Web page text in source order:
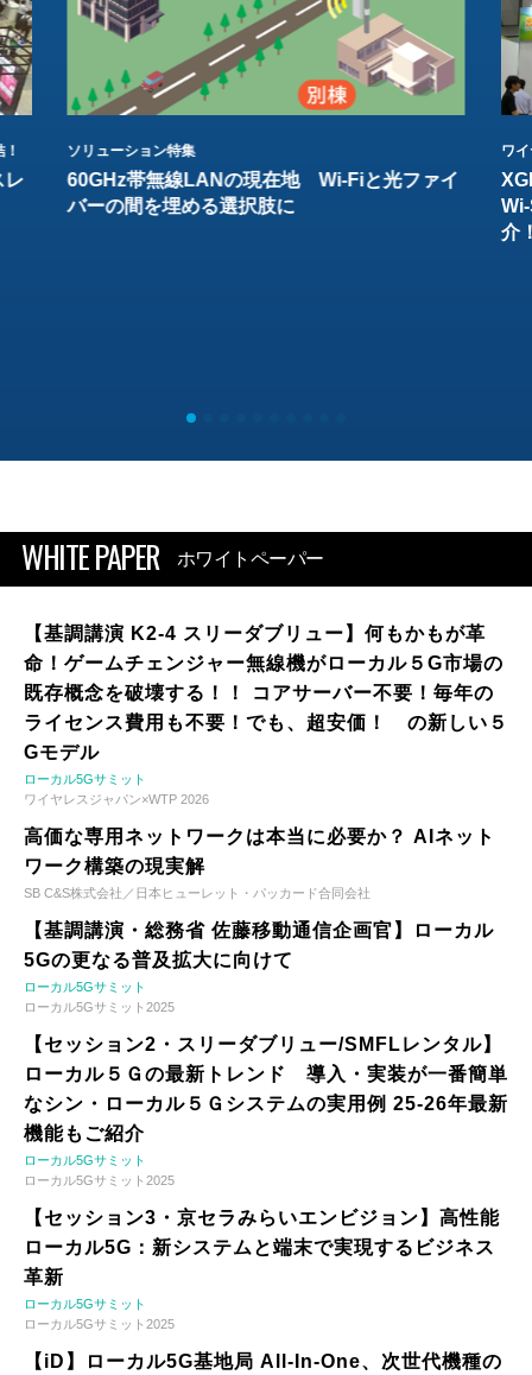
レ
ソリューション特集
60GHz帯無線LANの現在地 Wi-Fiと光ファイ
バーの間を埋める選択肢に
ワ
介
WHITE PAPER ホワイトペーパー
【基調講演 K2-4 スリーダブリュー】何もかもが革
命！ゲームチェンジャー無線機がローカル５G市場の
既存概念を破壊する！！ コアサーバー不要！毎年の
ライセンス費用も不要！でも、超安価！ の新しい５
Gモデル
ローカル5Gサミット
ワイヤレスジャパン×WTP 2026
高価な専用ネットワークは本当に必要か？ AIネット
ワーク構築の現実解
SB C&S株式会社／日本ヒューレット・パッカード合同会社
【基調講演・総務省 佐藤移動通信企画官】ローカル
5Gの更なる普及拡大に向けて
ローカル5Gサミット
ローカル5Gサミット2025
【セッション2・スリーダブリュー/SMFLレンタル】
ローカル５Ｇの最新トレンド 導入・実装が一番簡単
なシン・ローカル５Ｇシステムの実用例 25-26年最新
機能もご紹介
ローカル5Gサミット
ローカル5Gサミット2025
【セッション3・京セラみらいエンビジョン】高性能
ローカル5G：新システムと端末で実現するビジネス
革新
ローカル5Gサミット
ローカル5Gサミット2025
【iD】ローカル5G基地局 All-In-One、次世代機種の